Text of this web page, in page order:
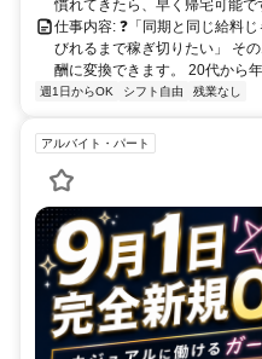
慣れてきたら、早く帰宅可能で
仕事内容: ❓️「同期と同じ給料
びれるまで稼ぎ切りたい」 そ
酬に変換できます。 20代から
週1日からOK シフト自由 残業なし
アルバイト・パート